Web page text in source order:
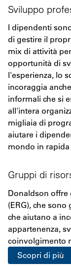
Sviluppo
I dipendenti
di gestire il
mix di attività
opportunità di
l'esperienza, lo
incoraggia
informali che si
all'intera
migliaia di
aiutare i
mondo in
Gruppi di
Donaldson offre
(ERG), che
che aiutano a
appartenenza,
coinvolgimento
Scopri di più